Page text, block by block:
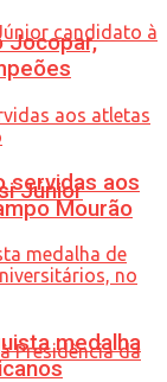
Júnior
Jocopar,
servidas aos
Mourão
medalha